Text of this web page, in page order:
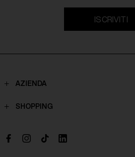
ISCRIVITI
AZIENDA
Contatti
Boutique
SHOPPING